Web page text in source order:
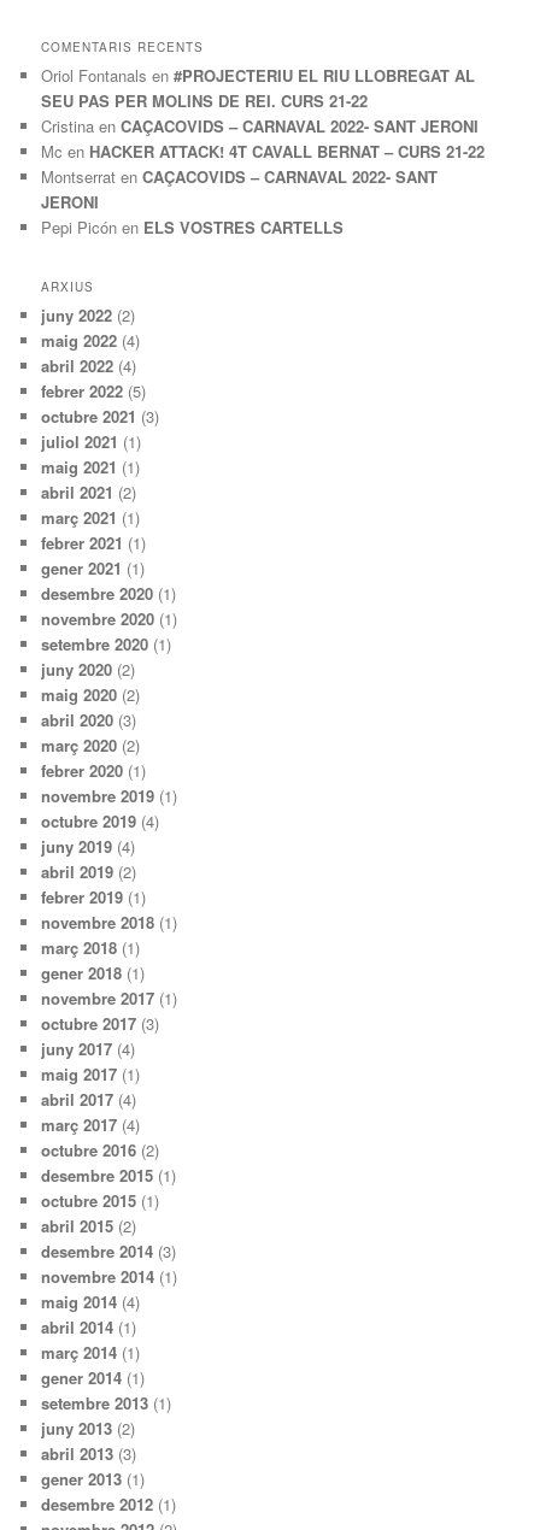
COMENTARIS RECENTS
Oriol Fontanals en#PROJECTERIU EL RIU LLOBREGAT AL
SEU PAS PER MOLINS DE REI. CURS 21-22
Cristina enCAÇACOVIDS – CARNAVAL 2022- SANT JERONI
Mc en HACKER ATTACK! 4T CAVALL BERNAT – CURS 21-22
Montserrat enCAÇACOVIDS – CARNAVAL 2022- SANT
JERONI
Pepi Picón en ELS VOSTRES CARTELLS
ARXIUS
juny 2022 (2)
maig 2022 (4)
abril 2022 (4)
febrer 2022 (5)
octubre 2021 (3)
juliol 2021 (1)
maig 2021 (1)
abril 2021 (2)
març 2021 (1)
febrer 2021 (1)
gener 2021 (1)
desembre 2020 (1)
novembre 2020 (1)
setembre 2020 (1)
juny 2020 (2)
maig 2020 (2)
abril 2020 (3)
març 2020 (2)
febrer 2020 (1)
novembre 2019 (1)
octubre 2019 (4)
juny 2019 (4)
abril 2019 (2)
febrer 2019 (1)
novembre 2018 (1)
març 2018 (1)
gener 2018 (1)
novembre 2017 (1)
octubre 2017 (3)
juny 2017 (4)
maig 2017 (1)
abril 2017 (4)
març 2017 (4)
octubre 2016 (2)
desembre 2015 (1)
octubre 2015 (1)
abril 2015 (2)
desembre 2014 (3)
novembre 2014 (1)
maig 2014 (4)
abril 2014 (1)
març 2014 (1)
gener 2014 (1)
setembre 2013 (1)
juny 2013 (2)
abril 2013 (3)
gener 2013 (1)
desembre 2012 (1)